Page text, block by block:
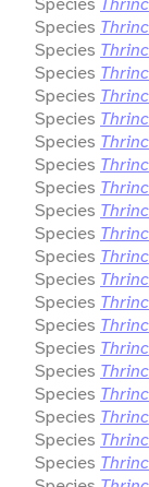
Species
Species
Species
Species
Species
Species
Species
Species
Species
Species
Species
Species
Species
Species
Species
Species
Species
Species
Species
Species